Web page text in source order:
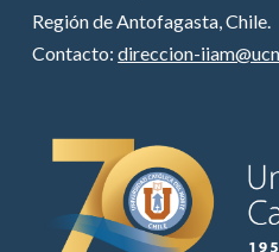
Región de Antofagasta, Chile.
Contacto:direccion-